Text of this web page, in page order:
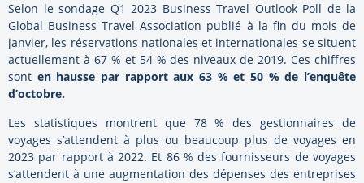
Selon le sondage Q1 2023 Business Travel Outlook Poll de la
Global Business Travel Association publié à la fin du mois de
janvier, les réservations nationales et internationales se situent
actuellement à 67 % et 54 % des niveaux de 2019. Ces chiffres
sont en hausse par rapport aux 63 % et 50 % de l’enquête
d’octobre.
Les statistiques montrent que 78 % des gestionnaires de
voyages s’attendent à plus ou beaucoup plus de voyages en
2023 par rapport à 2022. Et 86 % des fournisseurs de voyages
s’attendent à une augmentation des dépenses des entreprises